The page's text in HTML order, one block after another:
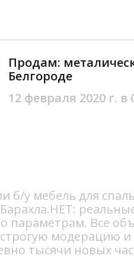
Продам:
Белгороде
12 февраля 2020 г. в
б/у мебель для
параметрам. Все
модерацию
тысячи новых